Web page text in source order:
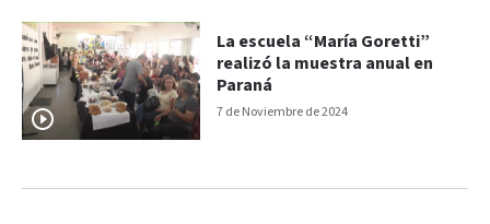
7 de Noviembre de 2024
La escuela “María Goretti”
realizó la muestra anual en
Paraná